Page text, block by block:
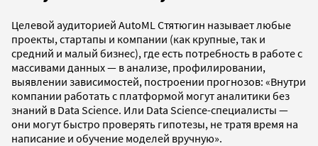
Целевой аудиторией AutoML Стятюгин называет любые
проекты, стартапы и компании (как крупные, так и
средний и малый бизнес), где есть потребность в работе с
массивами данных — в анализе, профилировании,
выявлении зависимостей, построении прогнозов: «Внутри
компании работать с платформой могут аналитики без
знаний в Data Science. Или Data Science-специалисты —
они могут быстро проверять гипотезы, не тратя время на
написание и обучение моделей вручную».